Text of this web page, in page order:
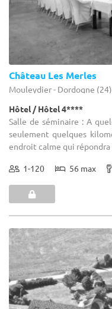
Château Les Merles
Mouleydier - Dordogne (24)
Hôtel / Hôtel 4****
Salle de séminaire : A
seulement quelques
endroit calme qui répondra
1-120 56 max